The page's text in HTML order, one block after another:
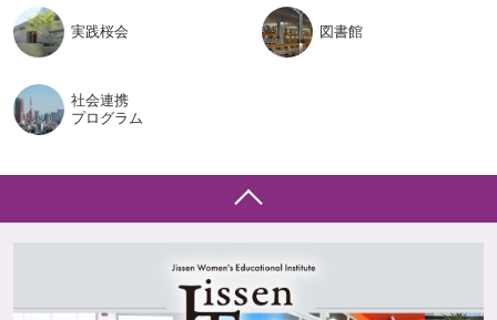
実践桜会 図書館
社会連携
プログラム